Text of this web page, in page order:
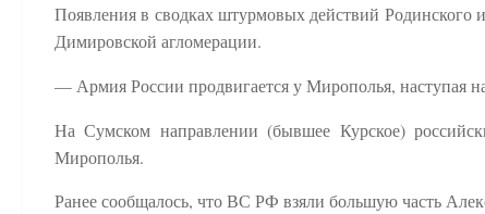
Появления в сводках штурмовых действий Родинского
Димировской агломерации.
— Армия России продвигается у Мирополья, наступая
На Сумском направлении (бывшее Курское)
Мирополья.
Ранее сообщалось, что ВС РФ взяли большую часть